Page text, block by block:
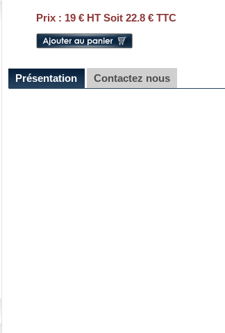
Prix : 19 € HT Soit 22.8 € TTC
Présentation Contactez nous